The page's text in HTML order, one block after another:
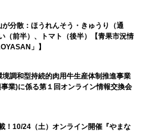
分散：ほうれんそう・きゅうり（通
（前半）、トマト（後半）【青果市況情
」】
調和型持続的肉用牛生産体制推進事業
業)に係る第１回オンライン情報交換会
！10/24（土）オンライン開催『やまな